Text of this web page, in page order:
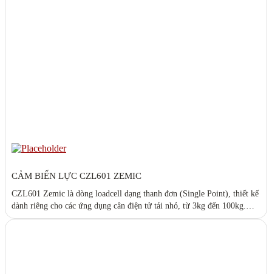
CẢM BIẾN LỰC CZL601 ZEMIC
CZL601 Zemic là dòng loadcell dạng thanh đơn (Single Point), thiết kế
dành riêng cho các ứng dụng cân điện tử tải nhỏ, từ 3kg đến 100kg.
Với độ chính xác cao, kích thước nhỏ gọn và vật liệu hợp kim nhôm,